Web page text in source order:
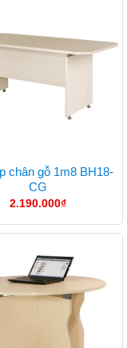
chân gỗ 1m8 BH18-
CG
2.190.000₫